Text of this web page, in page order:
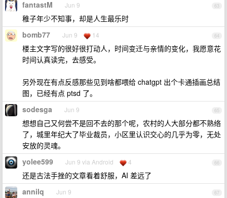
63
fantastM Jun 9
稚子年少不知事，却是人生最乐时
64
bomb77 Jun 9 14
楼主文字写的很好很打动人，时间变迁与亲情的变化，我愿意花
时间认真读完，去感受。
另外现在有点反感那些见到啥都喂给 chatgpt 出个卡通插画总结
图，已经有点 ptsd 了。
65
sodesga Jun 9
想想自己又何尝不是回不去的那个呢，农村的人大部分都不熟络
了，城里年纪大了毕业裁员，小区里认识交心的几乎为零，无处
安放的灵魂。
66
yolee599 Jun 9 via Android 4
还是古法手挫的文章看着舒服，AI 差远了
67
annilq Jun 9